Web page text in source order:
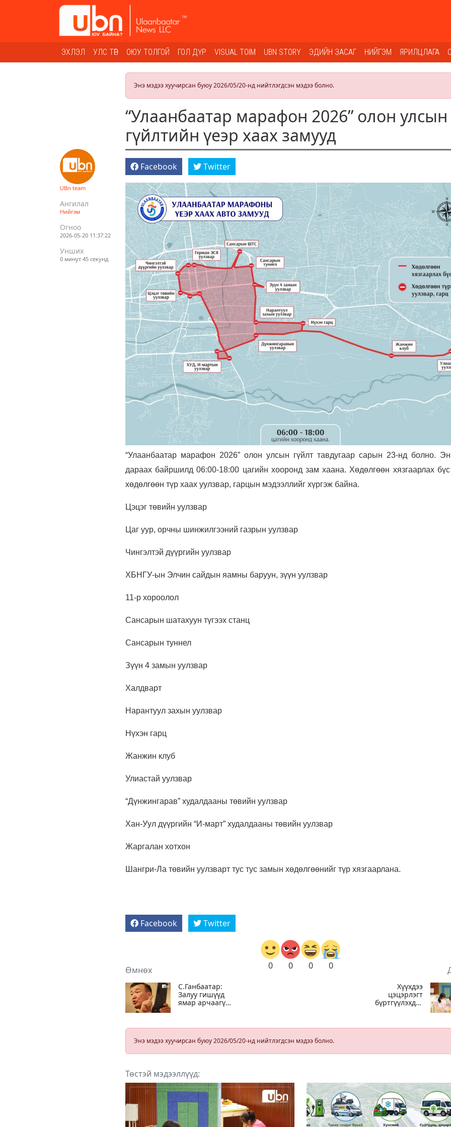
ЭХЛЭЛ УЛС ТӨР ОЮУ ТОЛГОЙ ГОЛ ДҮР VISUAL TOIM UBN STORY ЭДИЙН ЗАСАГ НИЙГЭМ ЯРИЛЦЛАГА
Энэ мэдээ хуучирсан буюу 2026/05/20-нд нийтлэгдсэн мэдээ болно.
“Улаанбаатар марафон 2026” олон улсын
гүйлтийн үеэр хаах замууд
UBn team
Ангилал
Нийгэм
Огноо
2026-05-20 11:37:22
Унших
0 минут 45 секунд
Facebook Twitter
“Улаанбаатар марафон 2026” олон улсын гүйлт тавдугаар сарын 23-нд болно.
дараах байршилд 06:00-18:00 цагийн хооронд зам хаана. Хөдөлгөөн хязгаарлах
хөдөлгөөн түр хаах уулзвар, гарцын мэдээллийг хүргэж байна.
Цэцэг төвийн уулзвар
Цаг уур, орчны шинжилгээний газрын уулзвар
Чингэлтэй дүүргийн уулзвар
ХБНГУ-ын Элчин сайдын яамны баруун, зүүн уулзвар
11-р хороолол
Сансарын шатахуун түгээх станц
Сансарын туннел
Зүүн 4 замын уулзвар
Халдварт
Нарантуул захын уулзвар
Нүхэн гарц
Жанжин клуб
Улиастай уулзвар
“Дүнжингарав” худалдааны төвийн уулзвар
Хан-Уул дүүргийн “И-март” худалдааны төвийн уулзвар
Жаргалан хотхон
Шангри-Ла төвийн уулзварт тус тус замын хөдөлгөөнийг түр хязгаарлана.
Facebook Twitter
0 0 0 0
Өмнөх
С.Ганбаатар:
Залуу гишүүд
ямар арчаагүй
Хүүхдээ
цэцэрлэгт
бүртгүүлэхдээ
Энэ мэдээ хуучирсан буюу 2026/05/20-нд нийтлэгдсэн мэдээ болно.
Төстэй мэдээллүүд: